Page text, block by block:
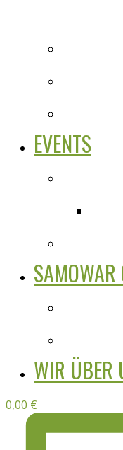
EVENTS
SAMOWAR
WIR ÜBER
0,00 €